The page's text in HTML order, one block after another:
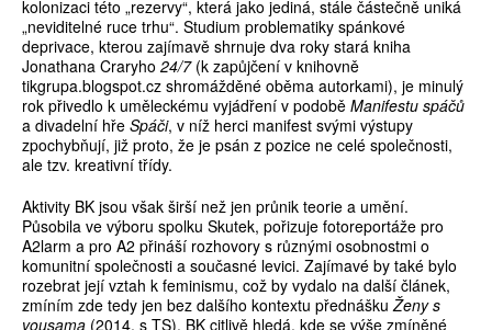
kolonizaci této „rezervy“, která jako jediná, stále částečně uniká
„neviditelné ruce trhu“. Studium problematiky spánkové
deprivace, kterou zajímavě shrnuje dva roky stará kniha
Jonathana Craryho 24/7(k zapůjčení v knihovně
tikgrupa.blogspot.cz shromážděné oběma autorkami), je minulý
rok přivedlo k uměleckému vyjádření v podobě Manifestu spáčů
a divadelní hře Spáči, v níž herci manifest svými výstupy
zpochybňují, již proto, že je psán z pozice ne celé společnosti,
ale tzv. kreativní třídy.
Aktivity BK jsou však širší než jen průnik teorie a umění.
Působila ve výboru spolku Skutek, pořizuje fotoreportáže pro
A2larm a pro A2 přináší rozhovory s různými osobnostmi o
komunitní společnosti a současné levici. Zajímavé by také bylo
rozebrat její vztah k feminismu, což by vydalo na další článek,
zmíním zde tedy jen bez dalšího kontextu přednáškuŽeny s
vousama (2014, s TS). BK citlivě hledá, kde se výše zmíněné